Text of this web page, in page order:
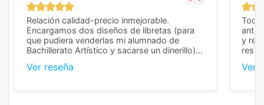
Relación calidad-precio inmejorable.
Encargamos dos diseños de libretas (para
que pudiera venderlas mi alumnado de
Bachillerato Artístico y sacarse un dinerillo) y
diferencia, con libretas de muy buena calidad
Ver reseña
Todo
y
Ver